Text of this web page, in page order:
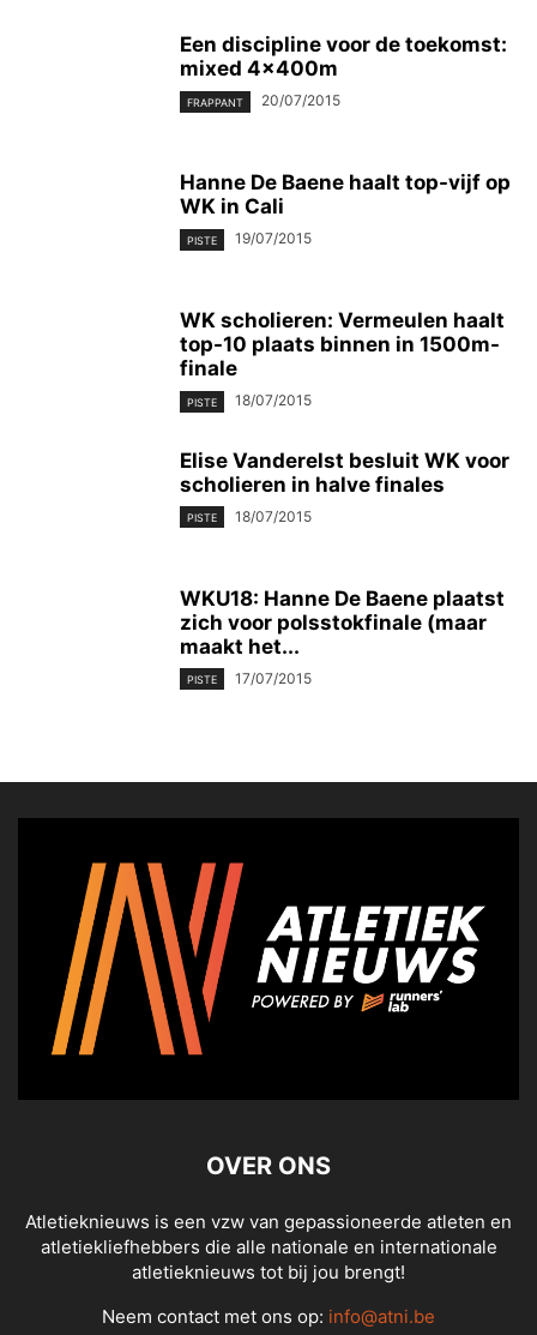
Een discipline voor de toekomst:
mixed 4x400m
FRAPPANT 20/07/2015
Hanne De Baene haalt top-vijf op
WK in Cali
PISTE 19/07/2015
WK scholieren: Vermeulen haalt
top-10 plaats binnen in 1500m-
finale
PISTE 18/07/2015
Elise Vanderelst besluit WK voor
scholieren in halve finales
PISTE 18/07/2015
WKU18: Hanne De Baene plaatst
zich voor polsstokfinale (maar
maakt het...
PISTE 17/07/2015
OVER ONS
Atletieknieuws is een vzw van gepassioneerde atleten en
atletiekliefhebbers die alle nationale en internationale
atletieknieuws tot bij jou brengt!
Neem contact met ons op: info@atni.be